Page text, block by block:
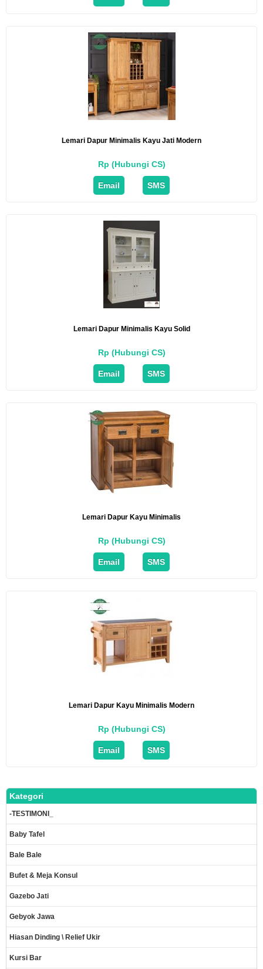
Lemari Dapur Minimalis Kayu Jati Modern
Rp (Hubungi CS)
Email SMS
Lemari Dapur Minimalis Kayu Solid
Rp (Hubungi CS)
Email SMS
Lemari Dapur Kayu Minimalis
Rp (Hubungi CS)
Email SMS
Lemari Dapur Kayu Minimalis Modern
Rp (Hubungi CS)
Email SMS
Kategori
-TESTIMONI_
Baby Tafel
Bale Bale
Bufet & Meja Konsul
Gazebo Jati
Gebyok Jawa
Hiasan Dinding \ Relief Ukir
Kursi Bar